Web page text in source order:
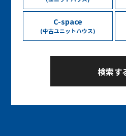
C-space
(中古ユニットハウス)